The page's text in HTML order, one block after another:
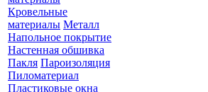
Кровельные
материалы Металл
Напольное покрытие
Настенная обшивка
Пакля Пароизоляция
Пиломатериал
Пластиковые окна